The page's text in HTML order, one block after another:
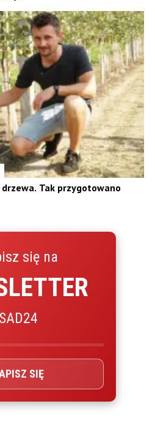
Tak przygotowano
się na
SAD24
SIĘ